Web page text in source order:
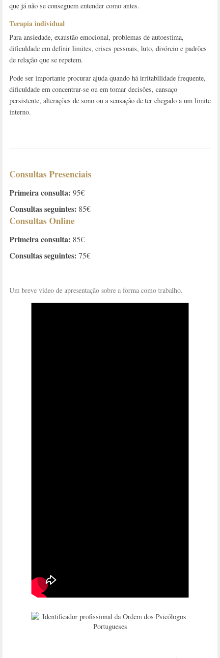
que já não se conseguem entender como antes.
Terapia individual
Para ansiedade, exaustão emocional, problemas de autoestima,
dificuldade em definir limites, crises pessoais, luto, divórcio e padrões
de relação que se repetem.
Pode ser importante procurar ajuda quando há irritabilidade frequente,
dificuldade em concentrar-se ou em tomar decisões, cansaço
persistente, alterações de sono ou a sensação de ter chegado a um limite
interno.
Consultas Presenciais
Primeira consulta: 95€
Consultas seguintes: 85€
Consultas Online
Primeira consulta: 85€
Consultas seguintes: 75€
Um breve vídeo de apresentação sobre a forma como trabalho.